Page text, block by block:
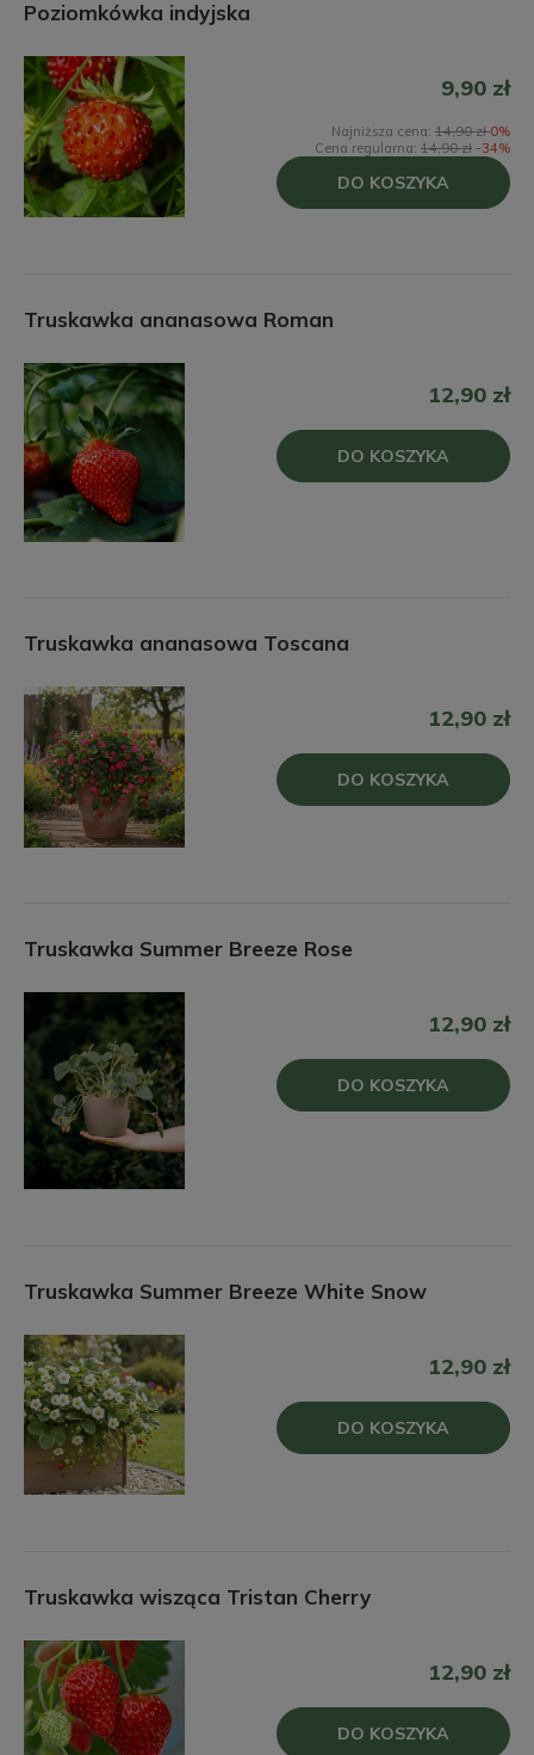
Poziomkówka indyjska
9,90 zł
Najniższa cena: 14,90 zł0%
Cena regularna: 14,90 zł -34%
DO KOSZYKA
Truskawka ananasowa Roman
12,90 zł
DO KOSZYKA
Truskawka ananasowa Toscana
12,90 zł
DO KOSZYKA
Truskawka Summer Breeze Rose
12,90 zł
DO KOSZYKA
Truskawka Summer Breeze White Snow
12,90 zł
DO KOSZYKA
Truskawka wisząca Tristan Cherry
12,90 zł
DO KOSZYKA